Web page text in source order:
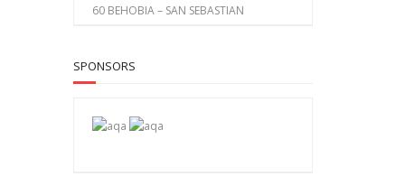
60 BEHOBIA – SAN SEBASTIAN
SPONSORS